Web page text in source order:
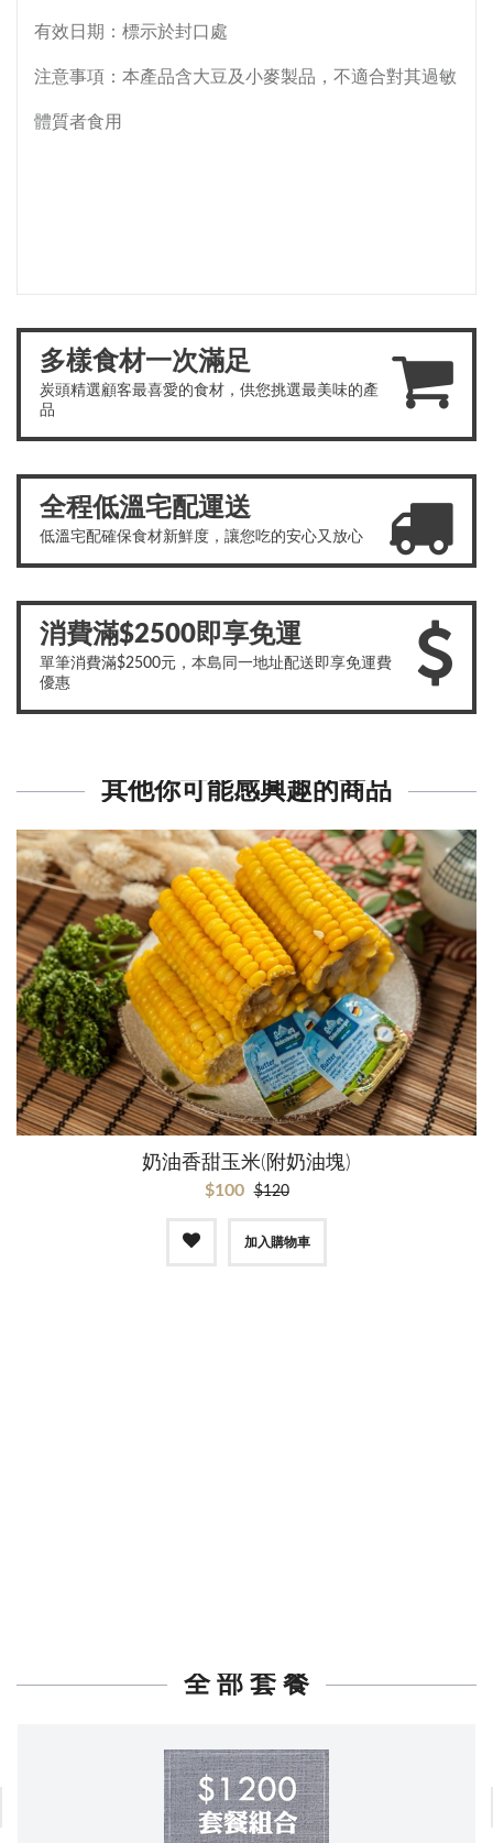
有效日期：標示於封口處
注意事項：本產品含大豆及小麥製品，不適合對其過敏
體質者食用
多樣食材一次滿足
炭頭精選顧客最喜愛的食材，供您挑選最美味的產
品
全程低溫宅配運送
低溫宅配確保食材新鮮度，讓您吃的安心又放心
消費滿$2500即享免運
單筆消費滿$2500元，本島同一地址配送即享免運費
優惠
其他你可能感興趣的商品
奶油香甜玉米(附奶油塊)
$100 $120
加入購物車
全 部 套 餐